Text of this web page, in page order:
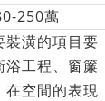
250萬
裝潢的項目要
工程、窗簾
在空間的表現